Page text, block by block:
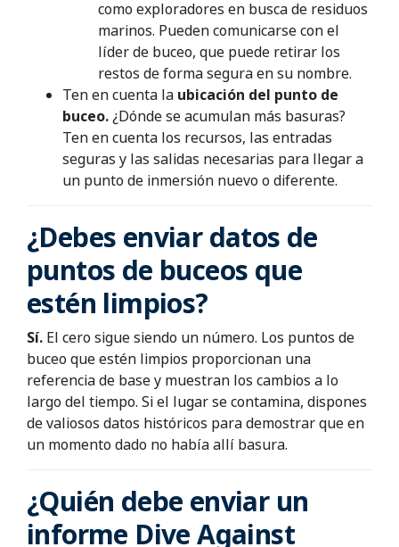
como exploradores en busca de residuos
marinos. Pueden comunicarse con el
líder de buceo, que puede retirar los
restos de forma segura en su nombre.
Ten en cuenta la ubicación del punto de
buceo.¿Dónde se acumulan más basuras?
Ten en cuenta los recursos, las entradas
seguras y las salidas necesarias para llegar a
un punto de inmersión nuevo o diferente.
¿Debes enviar datos de
puntos de buceos que
estén limpios?
Sí. El cero sigue siendo un número. Los puntos de
buceo que estén limpios proporcionan una
referencia de base y muestran los cambios a lo
largo del tiempo. Si el lugar se contamina, dispones
de valiosos datos históricos para demostrar que en
un momento dado no había allí basura.
¿Quién debe enviar un
informe Dive Against